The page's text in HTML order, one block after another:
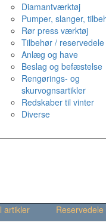
Diamantværktøj
Pumper, slanger,
Rør press værktøj
Tilbehør / reservedele
Anlæg og have
Beslag og befæstelse
Rengørings- og
skurvognsartikler
Redskaber til vinter
Diverse
artikler
Reservedele